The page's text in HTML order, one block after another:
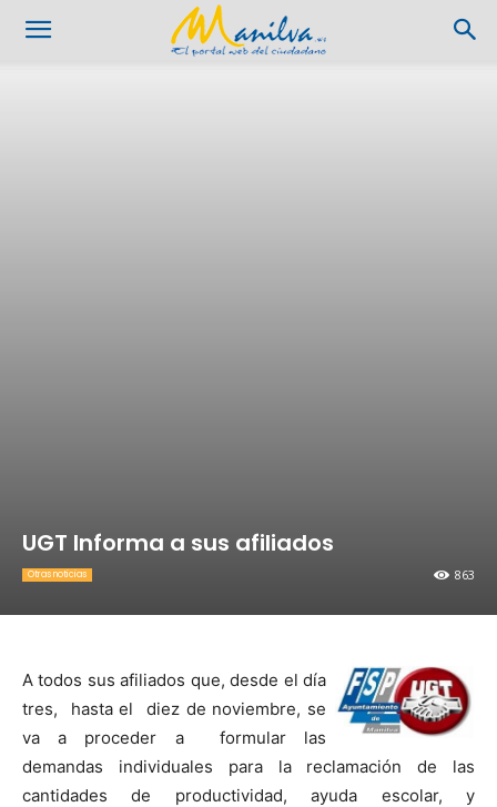
UGT Informa a sus afiliados
863
Otras noticias
A todos sus afiliados que, desde el día
tres, hasta el diez de noviembre, se
va a proceder a formular las
demandas individuales para la reclamación de las
cantidades de productividad, ayuda escolar, y